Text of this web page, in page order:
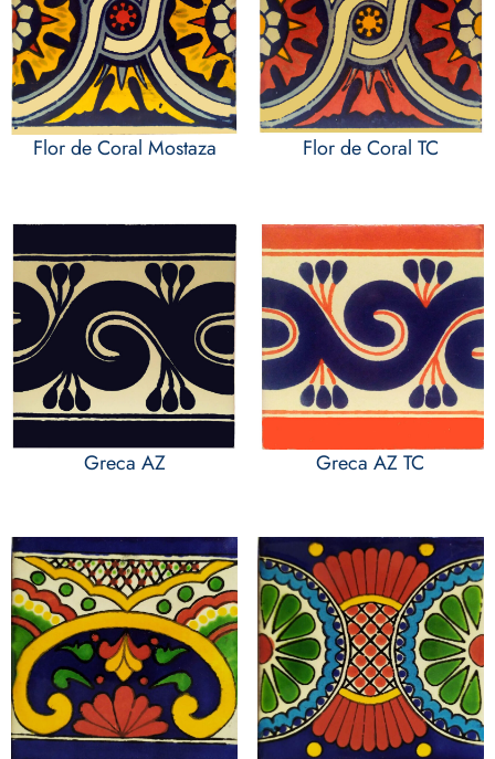
Flor de Coral Mostaza Flor de Coral TC
Greca AZ Greca AZ TC